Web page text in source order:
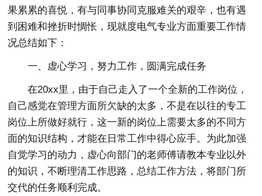
果累累的喜悦，有与同事协同克服难关的艰辛，也有遇
到困难和挫折时惆怅，现就度电气专业方面重要工作情
况总结如下：
一、虚心学习，努力工作，圆满完成任务
在20xx里，由于自己走入了一个全新的工作岗位，
自己感觉在管理方面所欠缺的太多，不是在以往的专工
岗位上所做好就行，这一新的岗位上需要太多的不同方
面的知识结构，才能在日常工作中得心应手。为此加强
自觉学习的动力，虚心向部门的老师傅请教本专业以外
的知识，不断理清工作思路，总结工作方法，将部门所
交代的任务顺利完成。